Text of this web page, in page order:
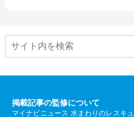
掲載記事の監修について
マイナビニュース 水まわりのレスキ